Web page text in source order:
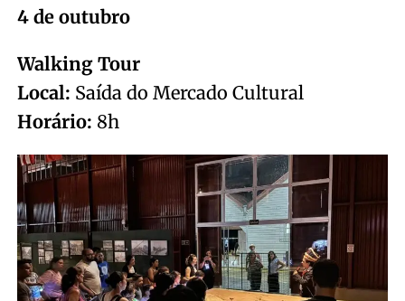
4 de outubro
Walking Tour
Local: Saída do Mercado Cultural
Horário: 8h